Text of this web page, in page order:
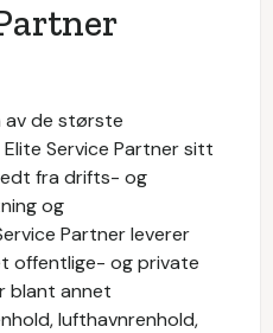
av de største
Service Partner sitt
fra drifts- og
og
Partner leverer
offentlige- og private
blant annet
lufthavnrenhold,